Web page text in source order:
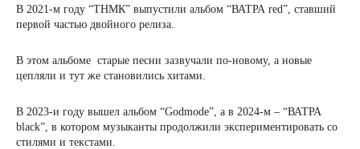
В 2021-м году “ТНМК” выпустили альбом “ВАТРА red”, ставший
первой частью двойного релиза.
В этом альбоме старые песни зазвучали по-новому, а новые
цепляли и тут же становились хитами.
В 2023-и году вышел альбом “Godmode”, а в 2024-м – “ВАТРА
black”, в котором музыканты продолжили экспериментировать со
стилями и текстами.